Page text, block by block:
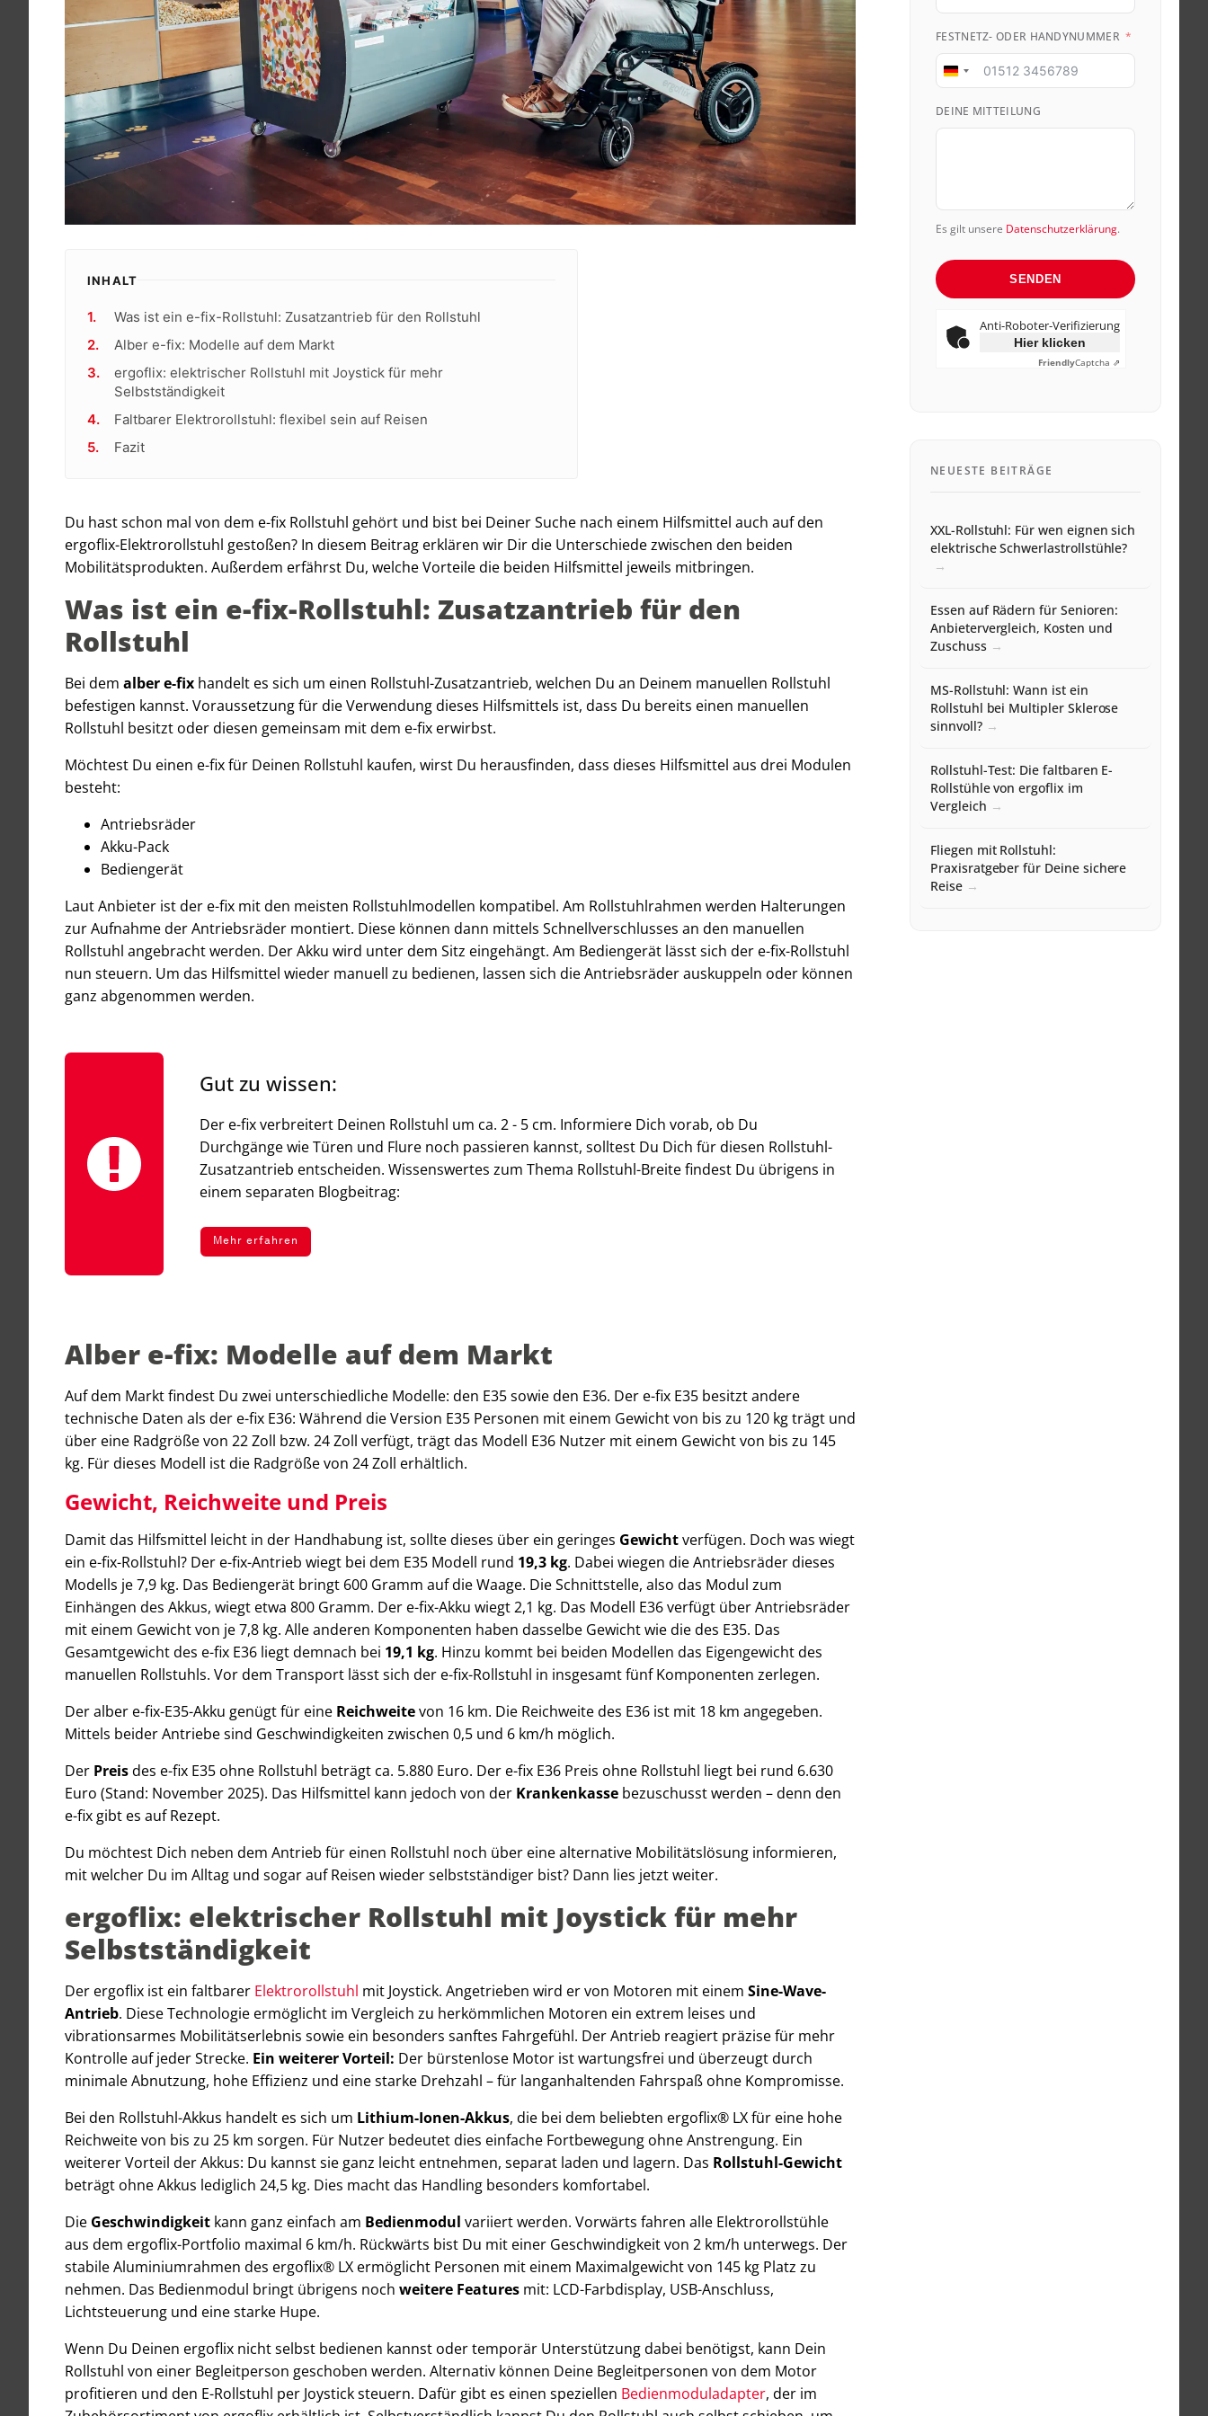
INHALT
Was ist ein e-fix-Rollstuhl: Zusatzantrieb für den Rollstuhl
Alber e-fix: Modelle auf dem Markt
ergoflix: elektrischer Rollstuhl mit Joystick für mehr
Selbstständigkeit
Faltbarer Elektrorollstuhl: flexibel sein auf Reisen
Fazit
Du hast schon mal von dem e-fix Rollstuhl gehört und bist bei Deiner Suche nach einem Hilfsmittel auch auf den
ergoflix-Elektrorollstuhl gestoßen? In diesem Beitrag erklären wir Dir die Unterschiede zwischen den beiden
Mobilitätsprodukten. Außerdem erfährst Du, welche Vorteile die beiden Hilfsmittel jeweils mitbringen.
Was ist ein e-fix-Rollstuhl: Zusatzantrieb für den
Rollstuhl
Bei dem alber e-fix handelt es sich um einen Rollstuhl-Zusatzantrieb, welchen Du an Deinem manuellen Rollstuhl
befestigen kannst. Voraussetzung für die Verwendung dieses Hilfsmittels ist, dass Du bereits einen manuellen
Rollstuhl besitzt oder diesen gemeinsam mit dem e-fix erwirbst.
Möchtest Du einen e-fix für Deinen Rollstuhl kaufen, wirst Du herausfinden, dass dieses Hilfsmittel aus drei Modulen
besteht:
Antriebsräder
Akku-Pack
Bediengerät
Laut Anbieter ist der e-fix mit den meisten Rollstuhlmodellen kompatibel. Am Rollstuhlrahmen werden Halterungen
zur Aufnahme der Antriebsräder montiert. Diese können dann mittels Schnellverschlusses an den manuellen
Rollstuhl angebracht werden. Der Akku wird unter dem Sitz eingehängt. Am Bediengerät lässt sich der e-fix-Rollstuhl
nun steuern. Um das Hilfsmittel wieder manuell zu bedienen, lassen sich die Antriebsräder auskuppeln oder können
ganz abgenommen werden.
Gut zu wissen:
Der e-fix verbreitert Deinen Rollstuhl um ca. 2 - 5 cm. Informiere Dich vorab, ob Du
Durchgänge wie Türen und Flure noch passieren kannst, solltest Du Dich für diesen Rollstuhl-
Zusatzantrieb entscheiden. Wissenswertes zum Thema Rollstuhl-Breite findest Du übrigens in
einem separaten Blogbeitrag:
Mehr erfahren
Alber e-fix: Modelle auf dem Markt
Auf dem Markt findest Du zwei unterschiedliche Modelle: den E35 sowie den E36. Der e-fix E35 besitzt andere
technische Daten als der e-fix E36: Während die Version E35 Personen mit einem Gewicht von bis zu 120 kg trägt und
über eine Radgröße von 22 Zoll bzw. 24 Zoll verfügt, trägt das Modell E36 Nutzer mit einem Gewicht von bis zu 145
kg. Für dieses Modell ist die Radgröße von 24 Zoll erhältlich.
Gewicht, Reichweite und Preis
Damit das Hilfsmittel leicht in der Handhabung ist, sollte dieses über ein geringes Gewichtverfügen. Doch was wiegt
ein e-fix-Rollstuhl? Der e-fix-Antrieb wiegt bei dem E35 Modell rund 19,3 kg. Dabei wiegen die Antriebsräder dieses
Modells je 7,9 kg. Das Bediengerät bringt 600 Gramm auf die Waage. Die Schnittstelle, also das Modul zum
Einhängen des Akkus, wiegt etwa 800 Gramm. Der e-fix-Akku wiegt 2,1 kg. Das Modell E36 verfügt über Antriebsräder
mit einem Gewicht von je 7,8 kg. Alle anderen Komponenten haben dasselbe Gewicht wie die des E35. Das
Gesamtgewicht des e-fix E36 liegt demnach bei 19,1 kg. Hinzu kommt bei beiden Modellen das Eigengewicht des
manuellen Rollstuhls. Vor dem Transport lässt sich der e-fix-Rollstuhl in insgesamt fünf Komponenten zerlegen.
Der alber e-fix-E35-Akku genügt für eine Reichweitevon 16 km. Die Reichweite des E36 ist mit 18 km angegeben.
Mittels beider Antriebe sind Geschwindigkeiten zwischen 0,5 und 6 km/h möglich.
Der Preisdes e-fix E35 ohne Rollstuhl beträgt ca. 5.880 Euro. Der e-fix E36 Preis ohne Rollstuhl liegt bei rund 6.630
Euro (Stand: November 2025). Das Hilfsmittel kann jedoch von der Krankenkasse bezuschusst werden – denn den
e-fix gibt es auf Rezept.
Du möchtest Dich neben dem Antrieb für einen Rollstuhl noch über eine alternative Mobilitätslösung informieren,
mit welcher Du im Alltag und sogar auf Reisen wieder selbstständiger bist? Dann lies jetzt weiter.
ergoflix: elektrischer Rollstuhl mit Joystick für mehr
Selbstständigkeit
Der ergoflix ist ein faltbarer Elektrorollstuhl mit Joystick. Angetrieben wird er von Motoren mit einem Sine-Wave-
Antrieb. Diese Technologie ermöglicht im Vergleich zu herkömmlichen Motoren ein extrem leises und
vibrationsarmes Mobilitätserlebnis sowie ein besonders sanftes Fahrgefühl. Der Antrieb reagiert präzise für mehr
Kontrolle auf jeder Strecke. Ein weiterer Vorteil: Der bürstenlose Motor ist wartungsfrei und überzeugt durch
minimale Abnutzung, hohe Effizienz und eine starke Drehzahl – für langanhaltenden Fahrspaß ohne Kompromisse.
Bei den Rollstuhl-Akkus handelt es sich um Lithium-Ionen-Akkus, die bei dem beliebten ergoflix® LX für eine hohe
Reichweite von bis zu 25 km sorgen. Für Nutzer bedeutet dies einfache Fortbewegung ohne Anstrengung. Ein
weiterer Vorteil der Akkus: Du kannst sie ganz leicht entnehmen, separat laden und lagern. Das Rollstuhl-Gewicht
beträgt ohne Akkus lediglich 24,5 kg. Dies macht das Handling besonders komfortabel.
Die Geschwindigkeit kann ganz einfach am Bedienmodul variiert werden. Vorwärts fahren alle Elektrorollstühle
aus dem ergoflix-Portfolio maximal 6 km/h. Rückwärts bist Du mit einer Geschwindigkeit von 2 km/h unterwegs. Der
stabile Aluminiumrahmen des ergoflix® LX ermöglicht Personen mit einem Maximalgewicht von 145 kg Platz zu
nehmen. Das Bedienmodul bringt übrigens noch weitere Features mit: LCD-Farbdisplay, USB-Anschluss,
Lichtsteuerung und eine starke Hupe.
Wenn Du Deinen ergoflix nicht selbst bedienen kannst oder temporär Unterstützung dabei benötigst, kann Dein
Rollstuhl von einer Begleitperson geschoben werden. Alternativ können Deine Begleitpersonen von dem Motor
profitieren und den E-Rollstuhl per Joystick steuern. Dafür gibt es einen speziellen Bedienmoduladapter, der im
FESTNETZ- ODER HANDYNUMMER
Germany
DEINE MITTEILUNG
Es gilt unsere Datenschutzerklärung.
SENDEN
Anti-Roboter-Verifizierung
Hier klicken
FriendlyCaptcha ⇗
NEUESTE BEITRÄGE
XXL-Rollstuhl: Für wen eignen sich
elektrische Schwerlastrollstühle?
Essen auf Rädern für Senioren:
Anbietervergleich, Kosten und
Zuschuss
MS-Rollstuhl: Wann ist ein
Rollstuhl bei Multipler Sklerose
sinnvoll?
Rollstuhl-Test: Die faltbaren E-
Rollstühle von ergoflix im
Vergleich
Fliegen mit Rollstuhl:
Praxisratgeber für Deine sichere
Reise